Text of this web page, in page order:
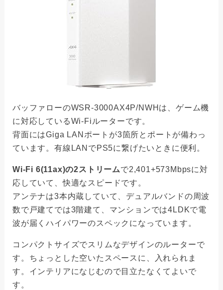
バッファローのWSR-3000AX4P/NWHは、ゲーム機
に対応しているWi-Fiルーターです。
背面にはGiga LANポートが3箇所とポートが備わっ
ています。有線LANでPS5に繋げたいときに便利。
Wi-Fi 6(11ax)の2ストリームで2,401+573Mbpsに対
応していて、快適なスピードです。
アンテナは3本内蔵していて、デュアルバンドの周波
数で戸建てでは3階建て、マンションでは4LDKで電
波が届くハイパワーのスペックになっています。
コンパクトサイズでスリムなデザインのルーターで
す。ちょっとした空いたスペースに、入れられま
す。インテリアになじむので目立たなくてよいで
す。